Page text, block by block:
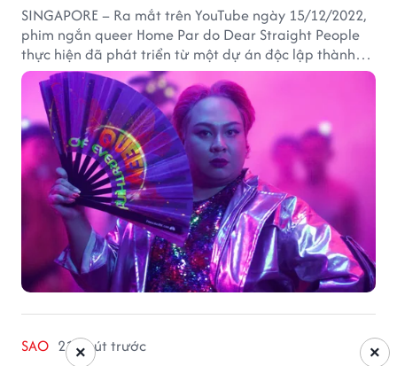
SINGAPORE – Ra mắt trên YouTube ngày 15/12/2022,
phim ngắn queer Home Par do Dear Straight People
thực hiện đã phát triển từ một dự án độc lập thành
tác phẩm tiếp cận khán giả quốc tế thông qua nền
tảng LGBTQ+ GagaOOLala. FabulousMe tham gia với
vai trò nhà tài trợ chính thức, trong khi nhà sáng lập
Lan Vu đảm nhiệm vị trí executive producer.
SAO 21 phút trước ×
×